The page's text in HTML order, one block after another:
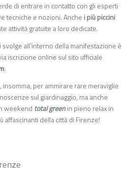
di entrare in contatto con gli esperti
tecniche e nozioni. Anche i più piccini
attività gratuite a loro dedicate.
all’interno della manifestazione è
iscrizione online sul sito ufficiale
.
per ammirare rare meraviglie
sul giardinaggio, ma anche
weekend total greenin pieno relax in
affascinanti della città di Firenze!